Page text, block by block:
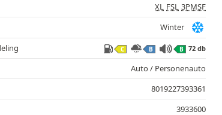
XL FSL 3PMSF
Winter
C B B 72 db
Auto / Personenauto
8019227393361
3933600